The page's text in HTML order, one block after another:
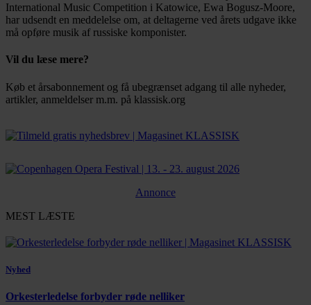
International Music Competition i Katowice, Ewa Bogusz-Moore,
har udsendt en meddelelse om, at deltagerne ved årets udgave ikke
må opføre musik af russiske komponister.
Vil du læse mere?
Køb et årsabonnement og få ubegrænset adgang til alle nyheder,
artikler, anmeldelser m.m. på klassisk.org
Annonce
MEST LÆSTE
Nyhed
Orkesterledelse forbyder røde nelliker